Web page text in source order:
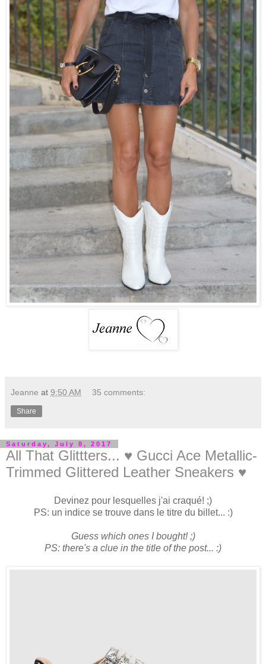
Jeanne at 9:50 AM 35 comments:
Share
Saturday, July 8, 2017
All That Glittters... ♥ Gucci Ace Metallic-
Trimmed Glittered Leather Sneakers ♥
Devinez pour lesquelles j'ai craqué! ;)
PS: un indice se trouve dans le titre du billet... :)
Guess which ones I bought! ;)
PS: there's a clue in the title of the post... :)